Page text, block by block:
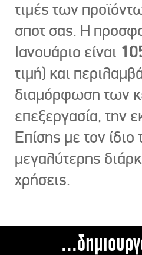
τιμές των
σποτ σας. Η
Ιανουάριο είναι
τιμή) και
διαμόρφωση των
επεξεργασία, την
Επίσης με τον
μεγαλύτερης
χρήσεις.